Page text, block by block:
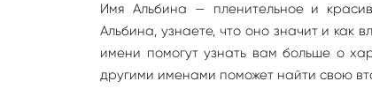
Имя Альбина — пленительное и
Альбина, узнаете, что оно значит и как
имени помогут узнать вам больше о
другими именами поможет найти свою